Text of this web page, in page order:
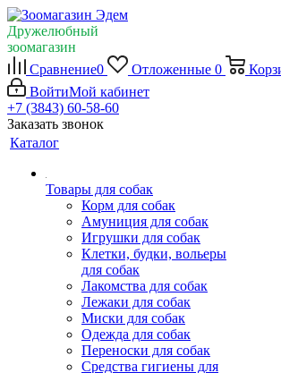
Дружелюбный
зоомагазин
Сравнение0 Отложенные 0
ВойтиМой кабинет
+7 (3843) 60-58-60
Заказать звонок
Каталог
Товары для собак
Корм для собак
Амуниция для собак
Игрушки для собак
Клетки, будки, вольеры
для собак
Лакомства для собак
Лежаки для собак
Миски для собак
Одежда для собак
Переноски для собак
Средства гигиены для